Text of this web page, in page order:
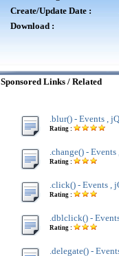
Create/Update Date :
Download :
Sponsored Links / Related
.blur() - Events ,
Rating :
.change() -
Rating :
.click() - Events ,
Rating :
.dblclick() -
Rating :
.delegate() -